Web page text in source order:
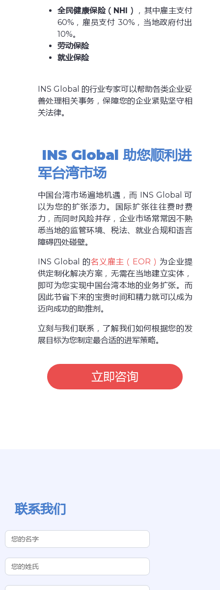
全民健康保险（NHI）
，其中雇主支付
60%，雇员支付 30%，当地政府付出
10%。
劳动保险
就业保险
INS Global 的行业专家可以帮助各类企业妥
善处理相关事务，保障您的企业紧贴坚守相
关法律。
INS Global 助您顺利进
军台湾市场
中国台湾市场遍地机遇，而 INS Global 可
以为您的扩张添力。国际扩张往往费时费
力，而同时风险并存，企业市场常常因不熟
悉当地的监管环境、税法、就业合规和语言
障碍四处碰壁。
INS Global 的名义雇主（EOR） 为企业提
供定制化解决方案，无需在当地建立实体，
即可为您实现中国台湾本地的业务扩张。而
因此节省下来的宝贵时间和精力就可以成为
迈向成功的助推剂。
立刻与我们联系，了解我们如何根据您的发
展目标为您制定最合适的进军策略。
立即咨询
联系我们
Contact Us
(Chinese
Subdomain)